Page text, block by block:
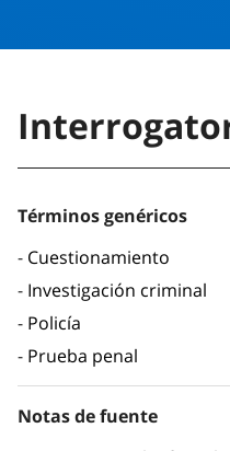
Términos genéricos
Cuestionamiento
Investigación criminal
Policía
Prueba penal
Notas de fuente